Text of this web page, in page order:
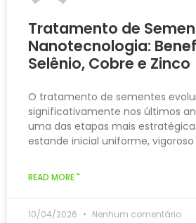
Tratamento de
Nanotecnologia:
Selênio, Cobre e Zinco
O tratamento de sementes
significativamente nos últimos
uma das etapas mais
estande inicial uniforme,
READ MORE "
10/04/2026 Nenhum comentário